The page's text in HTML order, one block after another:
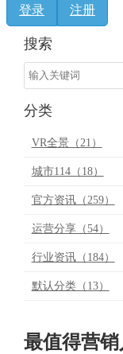
登录 注册
搜索
分类
VR全景（21）
城市114（18）
官方资讯（259）
运营分享（54）
行业资讯（184）
默认分类（13）
最值得营